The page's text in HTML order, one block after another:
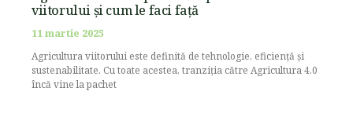
viitorului și cum le faci față
11 martie 2025
Agricultura viitorului este definită de tehnologie, eficiență și
sustenabilitate. Cu toate acestea, tranziția către Agricultura 4.0
încă vine la pachet